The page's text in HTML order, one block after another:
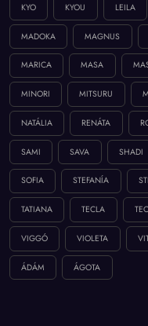
KYO KYOU LEILA
MADOKA MAGNUS
MARICA MASA
MINORI MITSURU
NATÁLIA RENÁTA
SAMI SAVA SHADI
SOFIA STEFANÍA
TATIANA TECLA
VIGGÓ VIOLETA
ÁDÁM ÁGOTA